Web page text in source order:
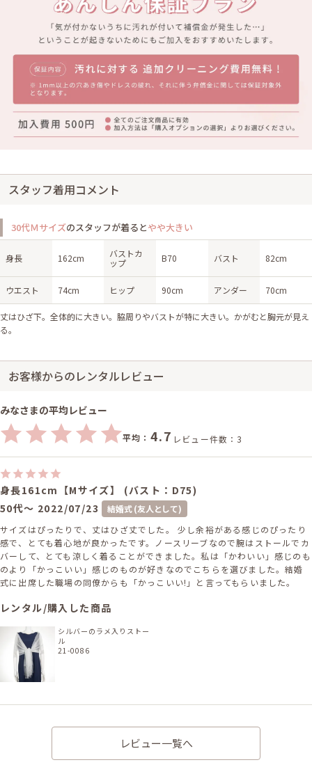
スタッフ着用コメント
30代Ｍサイズのスタッフが着るとやや大きい
身長 162cm
バストカ
ップ
B70 バスト 82cm
ウエスト 74cm ヒップ 90cm アンダー 70cm
丈はひざ下。全体的に大きい。脇周りやバストが特に大きい。かがむと胸元が見え
る。
お客様からのレンタルレビュー
みなさまの平均レビュー
平均： 4.7 レビュー件数：3
身長161cm【Mサイズ】 (バスト：D75)
50代～ 2022/07/23
結婚式 (友人として)
サイズはぴったりで、丈はひざ丈でした。 少し余裕がある感じのぴったり
感で、とても着心地が良かったです。ノースリーブなので腕はストールでカ
バーして、とても涼しく着ることができました。私は「かわいい」感じのも
のより「かっこいい」感じのものが好きなのでこちらを選びました。結婚
式に出席した職場の同僚からも「かっこいい!」と言ってもらいました。
レンタル/購入した商品
シルバーのラメ入りストー
ル
21-0086
身長166cm【Lサイズ】 (バスト:C75)
2019/07/27
レビュー一覧へ